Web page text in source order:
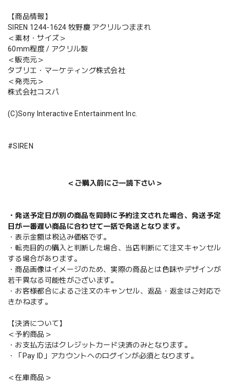
【商品情報】
SIREN 1244-1624 牧野慶 アクリルつままれ
＜素材・サイズ＞
60mm程度 / アクリル製
＜販売元＞
タブリエ・マーケティング株式会社
＜発売元＞
株式会社コスパ
(C)Sony Interactive Entertainment Inc.
#SIREN
＜ご購入前にご一読下さい＞
・発送予定日が別の商品を同時に予約注文された場合、発送予定
日が一番遅い商品に合わせて一括で発送となります。
・表示金額は税込み価格です。
・転売目的の購入と判断した場合、当店判断にて注文キャンセル
する場合があります。
・商品画像はイメージのため、実際の商品とは色味やデザインが
若干異なる可能性がございます。
・お客様都合によるご注文のキャンセル、返品・返金はご対応で
きかねます。
【決済について】
＜予約商品＞
・お支払方法はクレジットカード決済のみとなります。
・「Pay ID」アカウントへのログインが必須となります。
＜在庫商品＞